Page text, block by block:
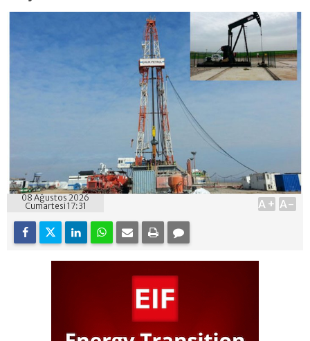
08 Ağustos 2026
Cumartesi 17:31
A+ A-